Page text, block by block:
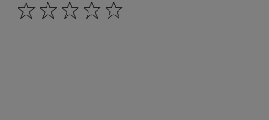
rating: 0 out of 5